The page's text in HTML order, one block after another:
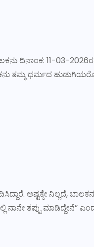
ದಿನಾಂಕ: 11-03-
ತಮ್ಮ ಧರ್ಮದ
ಅಷ್ಟಕ್ಕೇ ನಿಲ್ಲದೆ,
ನಾನೇ ತಪ್ಪು